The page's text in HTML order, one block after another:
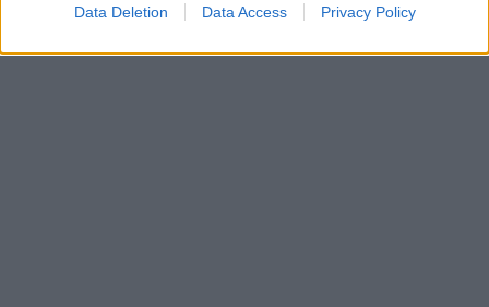
Data Deletion Data Access Privacy Policy